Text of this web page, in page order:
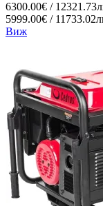
6300.00€ /
5999.00€ /
Виж